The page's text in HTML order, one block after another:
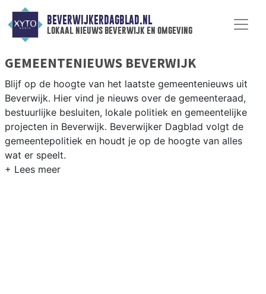
BEVERWIJKERDAGBLAD.NL
lokaal nieuws beverwijk en omgeving
GEMEENTENIEUWS BEVERWIJK
Blijf op de hoogte van het laatste gemeentenieuws uit
Beverwijk. Hier vind je nieuws over de gemeenteraad,
bestuurlijke besluiten, lokale politiek en gemeentelijke
projecten in Beverwijk. Beverwijker Dagblad volgt de
gemeentepolitiek en houdt je op de hoogte van alles
wat er speelt.